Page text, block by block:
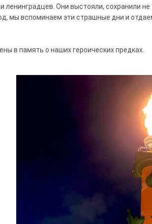
Они выстояли, сохранили
мы вспоминаем эти страшные дни и
в память о наших героических предках.